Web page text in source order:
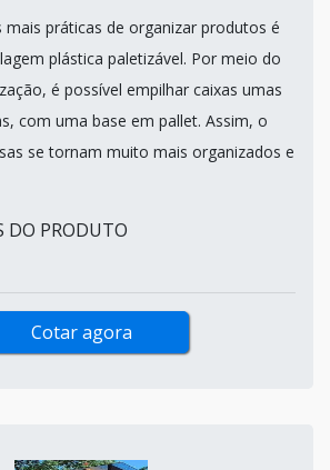
mais práticas de organizar produtos é
plástica paletizável. Por meio do
é possível empilhar caixas umas
com uma base em pallet. Assim, o
se tornam muito mais organizados e
DO PRODUTO
Cotar agora